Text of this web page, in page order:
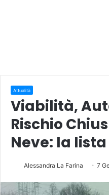
Attualità
Viabilità,
Rischio
Neve: la
Alessandra La Farina 7